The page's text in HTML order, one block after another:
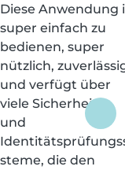
Diese Anwendung
super einfach zu
bedienen, super
nützlich,
und verfügt über
viele Sicherheits-
und
steme, die den